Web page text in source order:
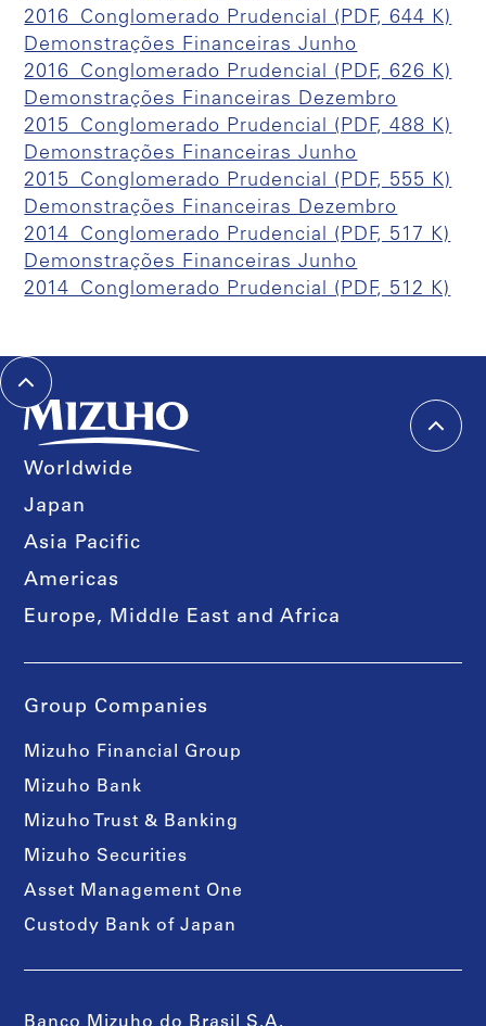
2016_Conglomerado Prudencial (PDF, 644 K)
Demonstrações Financeiras Junho
2016_Conglomerado Prudencial (PDF, 626 K)
Demonstrações Financeiras Dezembro
2015_Conglomerado Prudencial (PDF, 488 K)
Demonstrações Financeiras Junho
2015_Conglomerado Prudencial (PDF, 555 K)
Demonstrações Financeiras Dezembro
2014_Conglomerado Prudencial (PDF, 517 K)
Demonstrações Financeiras Junho
2014_Conglomerado Prudencial (PDF, 512 K)
Worldwide
Japan
Asia Pacific
Americas
Europe, Middle East and Africa
Group Companies
Mizuho Financial Group
Mizuho Bank
Mizuho Trust & Banking
Mizuho Securities
Asset Management One
Custody Bank of Japan